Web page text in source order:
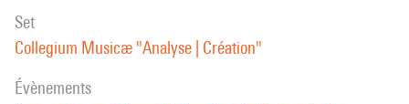
set
Collegium Musicæ "Analyse | Création"
évènements